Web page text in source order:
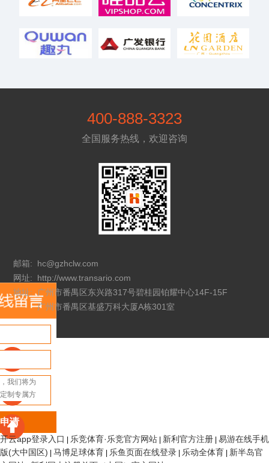
400-888-3323
全国服务热线，欢迎咨询
邮箱:
hc@gzhclw.com
网址:
http://www.transario.com
地址:
广州市番禺区东兴路317号碧桂园铂耀中心14F-15F
广州市番禺区基盛万科大厦A栋301室
请
开云app登录入口 乐竞体育·乐竞官方网站 新利官方注册 易游在线手机
版(大中国区)
马博足球体育 乐鱼页面在线登录 乐动全体育
新半岛官